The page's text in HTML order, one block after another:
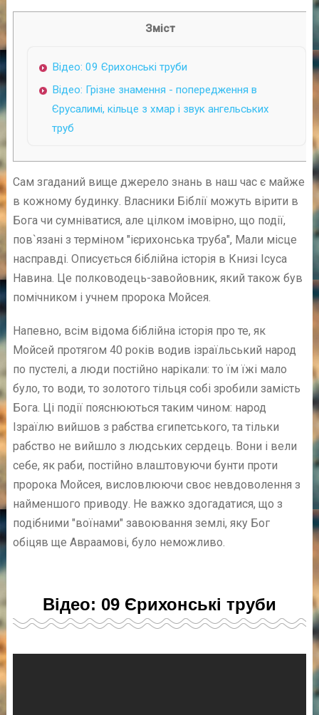
Зміст
Відео: 09 Єрихонські труби
Відео: Грізне знамення - попередження в
Єрусалимі, кільце з хмар і звук ангельських
труб
Сам згаданий вище джерело знань в наш час є майже
в кожному будинку. Власники Біблії можуть вірити в
Бога чи сумніватися, але цілком імовірно, що події,
пов`язані з терміном "ієрихонська труба", Мали місце
насправді. Описується біблійна історія в Книзі Ісуса
Навина. Це полководець-завойовник, який також був
помічником і учнем пророка Мойсея.
Напевно, всім відома біблійна історія про те, як
Мойсей протягом 40 років водив ізраїльський народ
по пустелі, а люди постійно нарікали: то їм їжі мало
було, то води, то золотого тільця собі зробили замість
Бога. Ці події пояснюються таким чином: народ
Ізраїлю вийшов з рабства єгипетського, та тільки
рабство не вийшло з людських сердець. Вони і вели
себе, як раби, постійно влаштовуючи бунти проти
пророка Мойсея, висловлюючи своє невдоволення з
найменшого приводу. Не важко здогадатися, що з
подібними "воїнами" завоювання землі, яку Бог
обіцяв ще Авраамові, було неможливо.
Відео: 09 Єрихонські труби